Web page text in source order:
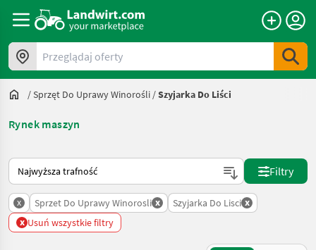
Przeglądaj oferty
/Sprzęt Do Uprawy Winorośli /Szyjarka Do Liści
Rynek maszyn
Tak sortuje się na Landwirt.com
Filtry
x Sprzet Do Uprawy Winorosli x Szyjarka Do Lisci x
x Usuń wszystkie filtry